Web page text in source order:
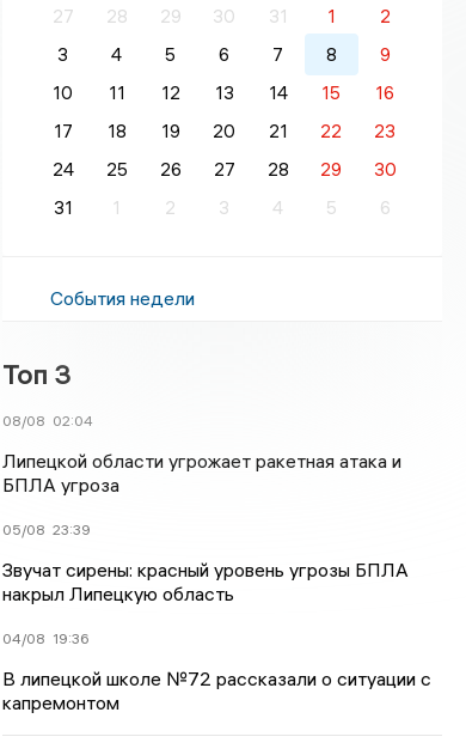
27
28 29 30 31 1
2
3
4 5 6 7 8
9
10
11 12 13 14 15
16
17
18 19 20 21 22
23
24
25 26 27 28 29
30
31
1 2 3 4 5 6
События недели
Топ 3
08/08 02:04
Липецкой области угрожает ракетная атака и
БПЛА угроза
05/08 23:39
Звучат сирены: красный уровень угрозы БПЛА
накрыл Липецкую область
04/08 19:36
В липецкой школе №72 рассказали о ситуации с
капремонтом